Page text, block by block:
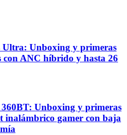
Unboxing y primeras
con ANC híbrido y hasta 26
Unboxing y primeras
inalámbrico gamer con baja